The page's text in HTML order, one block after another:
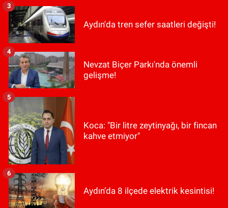
Aydın'da tren sefer saatleri değişti!
3
Nevzat Biçer Parkı'nda önemli
gelişme!
4
Koca: "Bir litre zeytinyağı, bir fincan
kahve etmiyor"
5
Aydın’da 8 ilçede elektrik kesintisi!
6